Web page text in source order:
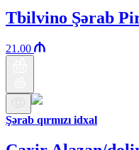
Tbilvino Şərab
21.00
Şərab qırmızı idxal